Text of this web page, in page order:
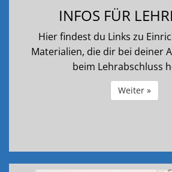
INFOS FÜR
Hier findest du Links zu
Materialien, die dir bei deiner
beim Lehrabschluss
Weiter »